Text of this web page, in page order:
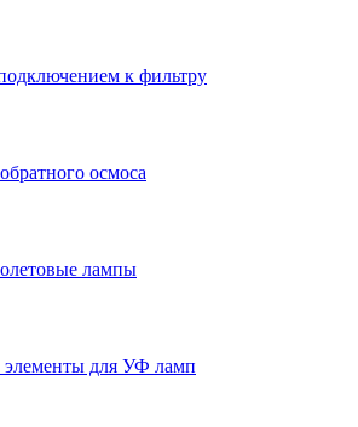
к фильтру
осмоса
лампы
для УФ ламп